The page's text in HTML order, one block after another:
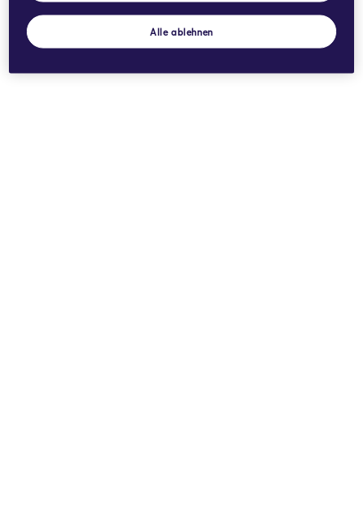
Alle ablehnen